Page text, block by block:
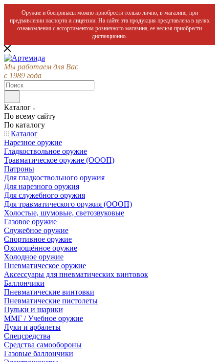
Оружие и боеприпасы можно приобрести только лично, в магазине, при
предъявлении паспорта и лицензии. На сайте эта продукция представлена в целях
ознакомления с ассортиментом розничного магазина, ее нельзя приобрести
дистанционно.
Мы работаем для Вас
с 1989 года
Каталог
По всему сайту
По каталогу
Каталог
Нарезное оружие
Гладкоствольное оружие
Травматическое оружие (ОООП)
Патроны
Для гладкоствольного оружия
Для нарезного оружия
Для служебного оружия
Для травматического оружия (ОООП)
Холостые, шумовые, светозвуковые
Газовое оружие
Служебное оружие
Спортивное оружие
Охолощённое оружие
Холодное оружие
Пневматическое оружие
Аксессуары для пневматических винтовок
Баллончики
Пневматические винтовки
Пневматические пистолеты
Пульки и шарики
ММГ / Учебное оружие
Луки и арбалеты
Спецсредства
Средства самообороны
Газовые баллончики